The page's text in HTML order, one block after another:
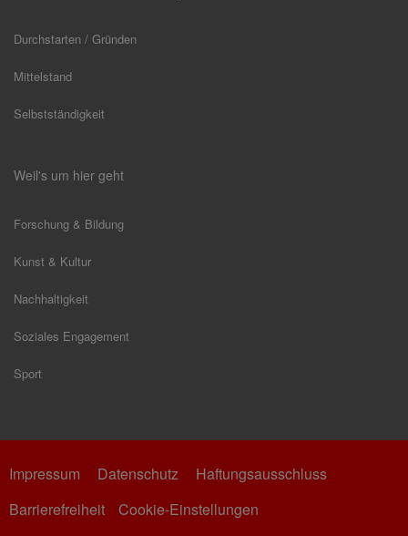
Durchstarten / Gründen
Mittelstand
Selbstständigkeit
Weil's um hier geht
Forschung & Bildung
Kunst & Kultur
Nachhaltigkeit
Soziales Engagement
Sport
Impressum Datenschutz
Haftungsausschluss
Barrierefreiheit
Cookie-Einstellungen